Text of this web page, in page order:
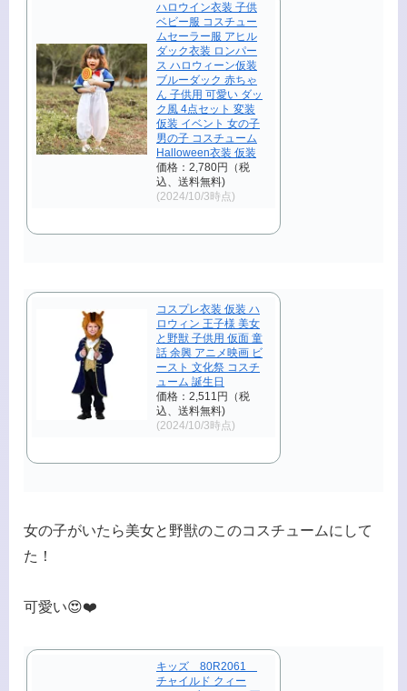
ハロウイン衣装 子供
ベビー服 コスチュー
ムセーラー服 アヒル
ダック衣装 ロンパー
ス ハロウィーン仮装
ブルーダック 赤ちゃ
ん 子供用 可愛い ダッ
ク風 4点セット 変装
仮装 イベント 女の子
男の子 コスチューム
Halloween衣装 仮装
価格：2,780円（税
込、送料無料)
(2024/10/3時点)
コスプレ衣装 仮装 ハ
ロウィン 王子様 美女
と野獣 子供用 仮面 童
話 余興 アニメ映画 ビ
ースト 文化祭 コスチ
ューム 誕生日
価格：2,511円（税
込、送料無料)
(2024/10/3時点)
女の子がいたら美女と野獣のこのコスチュームにして
た！
可愛い😍❤️
キッズ 80R2061
チャイルド クィー